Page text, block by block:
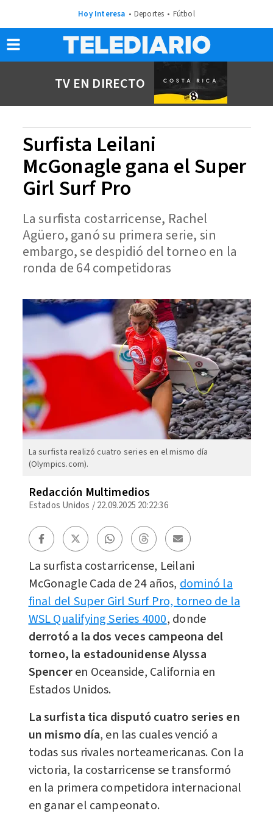
Hoy Interesa Deportes Fútbol
TV EN DIRECTO
Surfista Leilani
McGonagle gana el Super
Girl Surf Pro
La surfista costarricense, Rachel
Agüero, ganó su primera serie, sin
embargo, se despidió del torneo en la
ronda de 64 competidoras
La surfista realizó cuatro series en el mismo día
(Olympics.com).
Redacción Multimedios
Estados Unidos /22.09.2025 20:22:36
La surfista costarricense, Leilani
McGonagle Cada de 24 años, dominó la
final del Super Girl Surf Pro, torneo de la
WSL Qualifying Series 4000, donde
derrotó a la dos veces campeona del
torneo, la estadounidense Alyssa
Spenceren Oceanside, California en
Estados Unidos.
La surfista tica disputó cuatro series en
un mismo día, en las cuales venció a
todas sus rivales norteamericanas. Con la
victoria, la costarricense se transformó
en la primera competidora internacional
en ganar el campeonato.